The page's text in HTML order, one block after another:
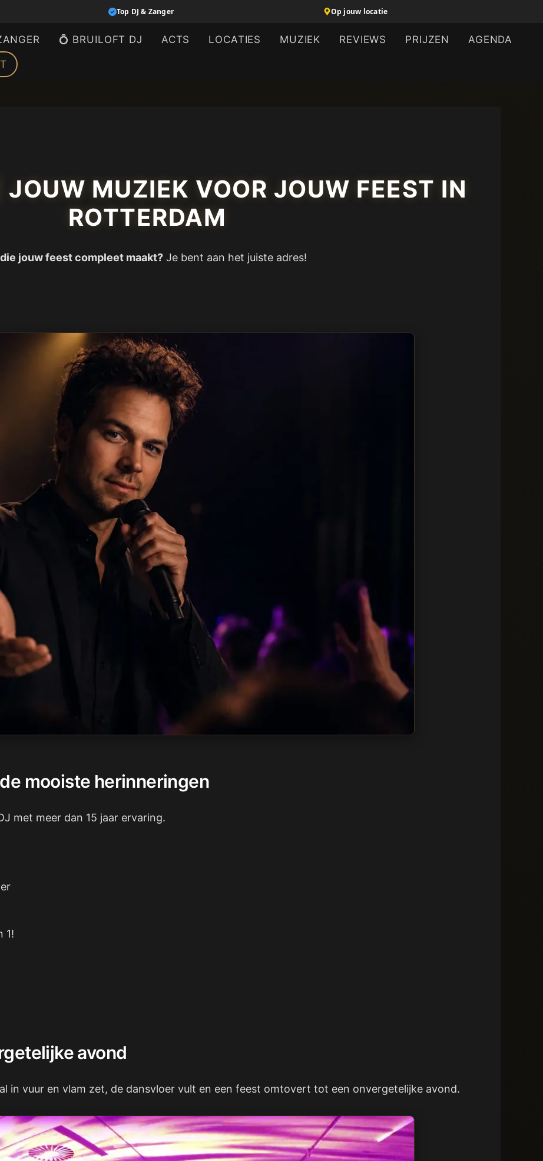
Top DJ & Zanger Op jouw locatie
💍 BRUILOFT DJ ACTS LOCATIES MUZIEK REVIEWS PRIJZEN AGENDA
JOUW MUZIEK VOOR JOUW FEEST IN
ROTTERDAM
jouw feest compleet maakt? Je bent aan het juiste adres!
mooiste herinneringen
met meer dan 15 jaar ervaring.
1!
avond
in vuur en vlam zet, de dansvloer vult en een feest omtovert tot een onvergetelijke avond.